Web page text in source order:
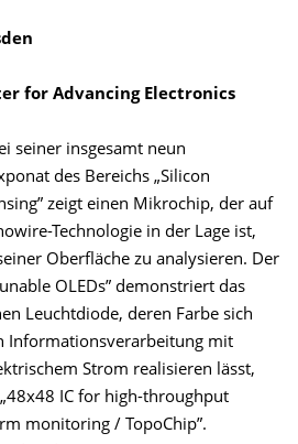
for Advancing Electronics
seiner insgesamt neun
des Bereichs „Silicon
zeigt einen Mikrochip, der auf
Technologie in der Lage ist,
Oberfläche zu analysieren. Der
OLEDs” demonstriert das
Leuchtdiode, deren Farbe sich
Informationsverarbeitung mit
Strom realisieren lässt,
IC for high-throughput
monitoring / TopoChip”.